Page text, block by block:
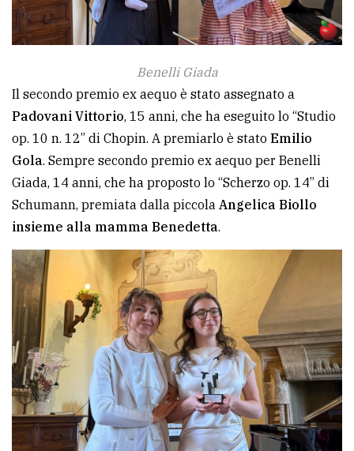
Benelli Giada
Il secondo premio ex aequo è stato assegnato a
Padovani Vittorio, 15 anni, che ha eseguito lo “Studio
op. 10 n. 12” di Chopin. A premiarlo è stato Emilio
Gola. Sempre secondo premio ex aequo per Benelli
Giada, 14 anni, che ha proposto lo “Scherzo op. 14” di
Schumann, premiata dalla piccola Angelica Biollo
insieme alla mamma Benedetta.